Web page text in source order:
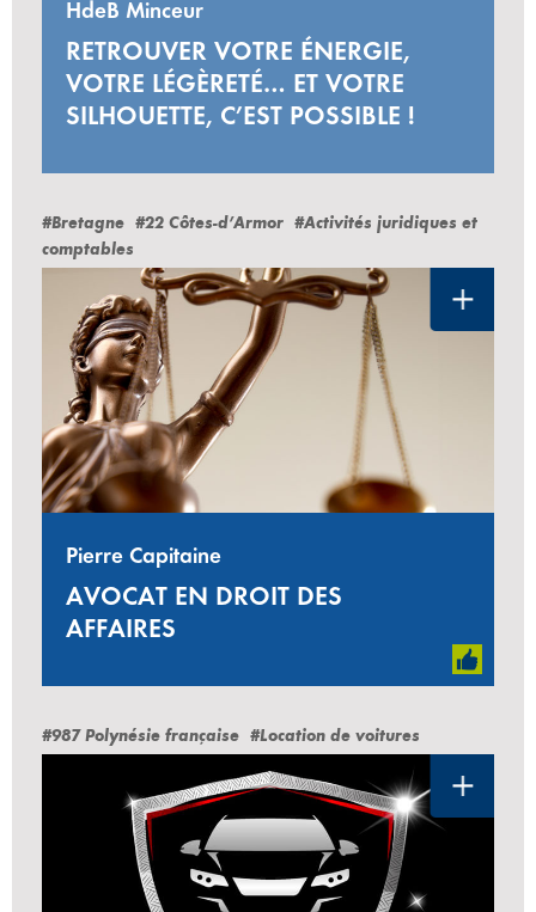
HdeB Minceur
RETROUVER VOTRE ÉNERGIE,
VOTRE LÉGÈRETÉ… ET VOTRE
SILHOUETTE, C’EST POSSIBLE !
#Bretagne #22 Côtes-d’Armor #Activités juridiques et
comptables
Pierre Capitaine
AVOCAT EN DROIT DES
AFFAIRES
#987 Polynésie française #Location de voitures